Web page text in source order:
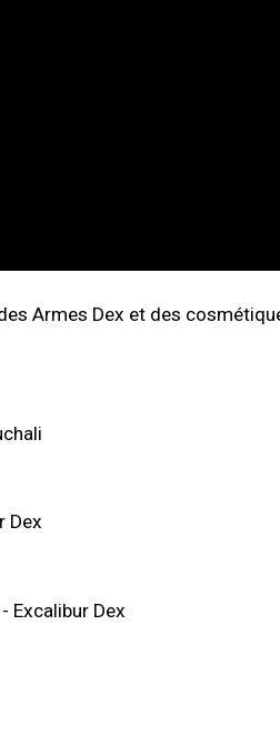
Armes Dex et des
Dex
Excalibur Dex